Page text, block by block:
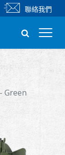
聯絡我們
Green